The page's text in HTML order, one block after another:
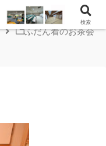
ふだん着のお茶会
検索